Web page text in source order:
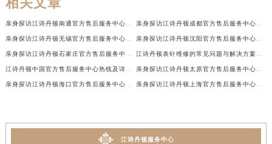
亲身探访江诗丹顿南通官方售后服务中心｜网点地址和联系电话（2026年7月最新） 亲身探访江诗丹顿成都官方售后服务中心｜最新电话和维修地址（2026年7月最新）
亲身探访江诗丹顿无锡官方售后服务中心｜电话和完整地址（2026年7月最新） 亲身探访江诗丹顿沈阳官方售后服务中心｜全新地址电话一览（2026年7月最新）
亲身探访江诗丹顿石家庄官方售后服务中心｜热线与地址（2026年7月最新） 江诗丹顿表针维修的常见问题与解决方案权威公示（2026年7月最新）
江诗丹顿中国官方售后服务中心热线及详细地址实地考察报告+多信源验证（2026年7月最新） 亲身探访江诗丹顿太原官方售后服务中心｜地址及服务电话（2026年7月最新）
亲身探访江诗丹顿海口官方售后服务中心｜官方电话及服务网点地址（2026年7月最新） 亲身探访江诗丹顿上海官方售后服务中心｜服务热线及办公地址（2026年7月最新）
江诗丹顿服务中心